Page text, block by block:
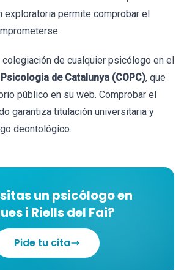
exploratoria permite comprobar el
de cualquier psicólogo en el
de Catalunya (COPC), que
público en su web. Comprobar el
garantiza titulación universitaria y
deontológico.
un psicólogo en
i Riells del Fai?
Pide tu cita